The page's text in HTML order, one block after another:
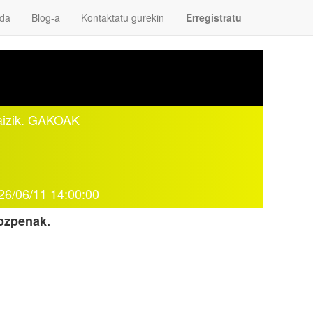
Blog-a Kontaktatu gurekin Erregistratu
GAKOAK
06/11 14:00:00